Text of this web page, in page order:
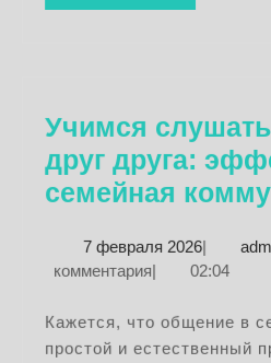
Учимся
друг друга:
семейная
7 февраля 20267
февраля
|
комментария| 02:04
Кажется, что общение в семье — это самый
простой и естественный